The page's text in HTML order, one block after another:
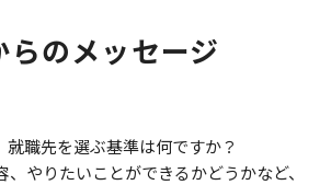
のメッセージ
就職先を選ぶ基準は何ですか？
やりたいことができるかどうかなど、